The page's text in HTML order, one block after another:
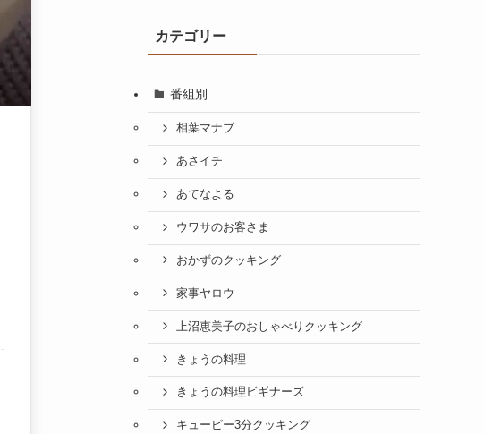
カテゴリー
番組別
相葉マナブ
あさイチ
あてなよる
ウワサのお客さま
おかずのクッキング
家事ヤロウ
上沼恵美子のおしゃべりクッキング
きょうの料理
きょうの料理ビギナーズ
キューピー3分クッキング